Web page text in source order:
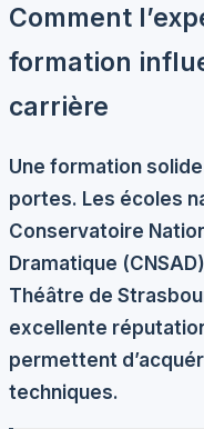
Comment
formation
carrière
Une formation
portes. Les écoles
Conservatoire
Dramatique
Théâtre de
excellente
permettent
techniques.